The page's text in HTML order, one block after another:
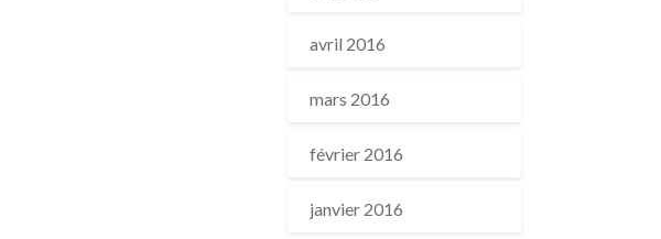
avril 2016
mars 2016
février 2016
janvier 2016